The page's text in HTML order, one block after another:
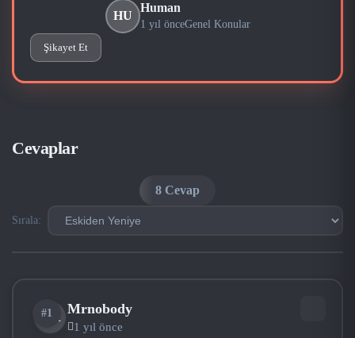
HU
Human
1 yıl önceGenel Konular
Şikayet Et
Cevaplar
8 Cevap
Sırala:
#1
MR
Mrnobody
1 yıl önce